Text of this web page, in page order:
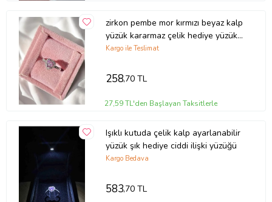
zirkon pembe mor kırmızı beyaz kalp
yüzük kararmaz çelik hediye yüzük
ciddi ilişki yüzüğü
Kargo ile Teslimat
258,70 TL
27,59 TL'den Başlayan Taksitlerle
Işıklı kutuda çelik kalp ayarlanabilir
yüzük şık hediye ciddi ilişki yüzüğü
Kargo Bedava
583,70 TL